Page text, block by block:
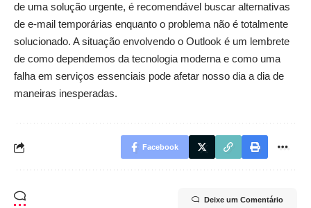
de uma solução urgente, é recomendável buscar alternativas
de e-mail temporárias enquanto o problema não é totalmente
solucionado. A situação envolvendo o Outlook é um lembrete
de como dependemos da tecnologia moderna e como uma
falha em serviços essenciais pode afetar nosso dia a dia de
maneiras inesperadas.
Facebook
Deixe um Comentário